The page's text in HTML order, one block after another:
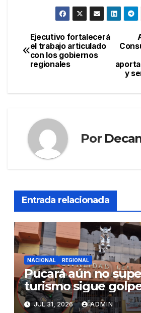
Navegación
de
y
Ejecutivo fortalecerá
el trabajo articulado
con los gobiernos
regionales
Por
Entrada relacionada
NACIONAL REGIONAL
Pucará aún no
turismo sigue
alcaldesa exige al
JUL 31, 2026 ADMIN